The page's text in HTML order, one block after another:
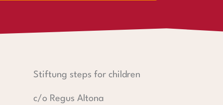
Stiftung steps for children
c/o Regus Altona